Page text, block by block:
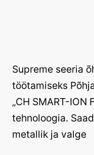
Supreme seeria
töötamiseks
„CH SMART-
tehnoloogia.
metallik ja valge